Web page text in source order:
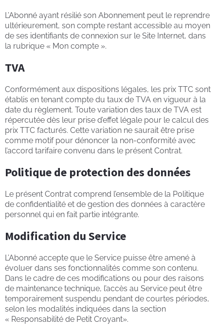
L’Abonné ayant résilié son Abonnement peut le reprendre
ultérieurement, son compte restant accessible au moyen
de ses identifiants de connexion sur le Site Internet, dans
la rubrique « Mon compte ».
TVA
Conformément aux dispositions légales, les prix TTC sont
établis en tenant compte du taux de TVA en vigueur à la
date du règlement. Toute variation des taux de TVA est
répercutée dès leur prise d’effet légale pour le calcul des
prix TTC facturés. Cette variation ne saurait être prise
comme motif pour dénoncer la non-conformité avec
l’accord tarifaire convenu dans le présent Contrat.
Politique de protection des données
Le présent Contrat comprend l’ensemble de la Politique
de confidentialité et de gestion des données à caractère
personnel qui en fait partie intégrante.
Modification du Service
L’Abonné accepte que le Service puisse être amené à
évoluer dans ses fonctionnalités comme son contenu.
Dans le cadre de ces modifications ou pour des raisons
de maintenance technique, l’accès au Service peut être
temporairement suspendu pendant de courtes périodes,
selon les modalités indiquées dans la section
« Responsabilité de Petit Croyant».